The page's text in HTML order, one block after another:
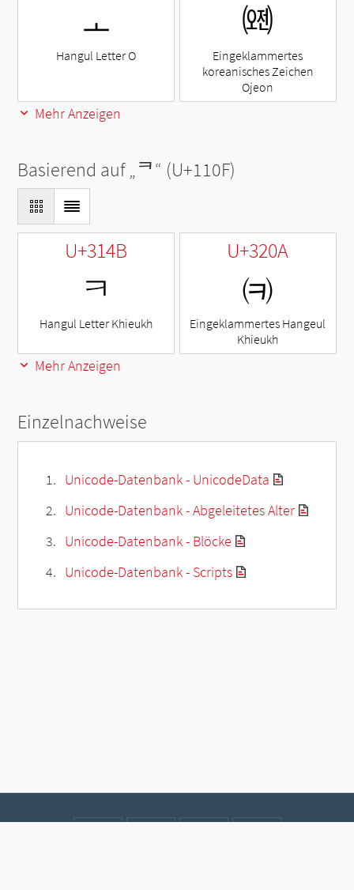
ㅗ
Hangul Letter O
㈝
Eingeklammertes
koreanisches Zeichen
Ojeon
Mehr Anzeigen
Basierend auf „ᄏ“ (U+110F)
U+314B
ㅋ
Hangul Letter Khieukh
U+320A
㈊
Eingeklammertes Hangeul
Khieukh
Mehr Anzeigen
Einzelnachweise
Unicode-Datenbank - UnicodeData
Unicode-Datenbank - Abgeleitetes Alter
Unicode-Datenbank - Blöcke
Unicode-Datenbank - Scripts